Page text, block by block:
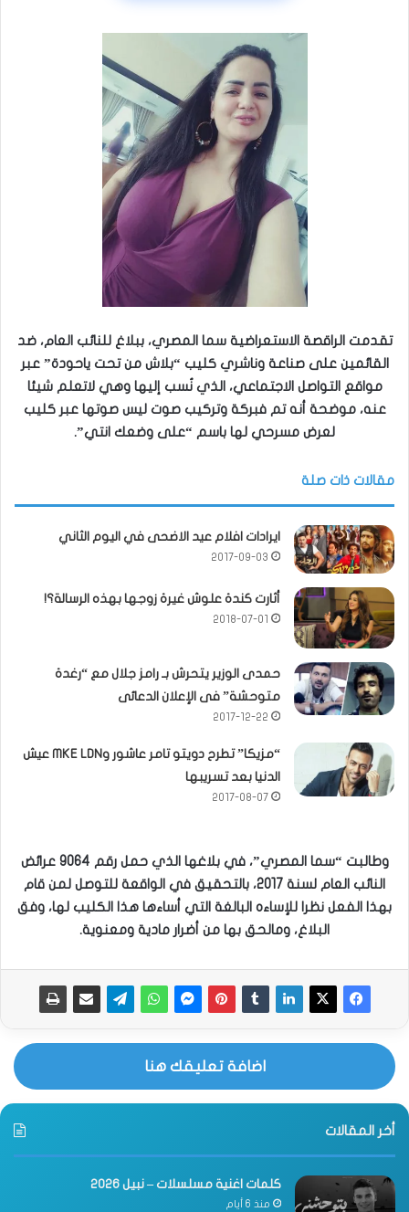
تقدمت الراقصة الاستعراضية سما المصري، ببلاغ للنائب العام، ضد
القائمين على صناعة وناشري كليب “بلاش من تحت ياحودة” عبر
مواقع التواصل الاجتماعي، الذي نُسب إليها وهي لاتعلم شيئا
عنه، موضحة أنه تم فبركة وتركيب صوت ليس صوتها عبر كليب
لعرض مسرحي لها باسم “على وضعك انتي”.
مقالات ذات صلة
ايرادات افلام عيد الاضحى في اليوم الثاني
2017-09-03
أثارت كندة علوش غيرة زوجها بهذه الرسالة؟!
2018-07-01
حمدى الوزير يتحرش بـ رامز جلال مع “رغدة
متوحشة” فى الإعلان الدعائى
2017-12-22
“مزيكا” تطرح دويتو تامر عاشور وMKE LDN عيش
الدنيا بعد تسريبها
2017-08-07
وطالبت “سما المصري”، في بلاغها الذي حمل رقم 9064 عرائض
النائب العام لسنة 2017، بالتحقيق في الواقعة للتوصل لمن قام
بهذا الفعل نظرا للإساءه البالغة التي أساءها هذا الكليب لها، وفق
البلاغ، ومالحق بها من أضرار مادية ومعنوية.
اضافة تعليقك هنا
أخر المقالات
كلمات اغنية مسلسلات – نبيل 2026
منذ 6 أيام